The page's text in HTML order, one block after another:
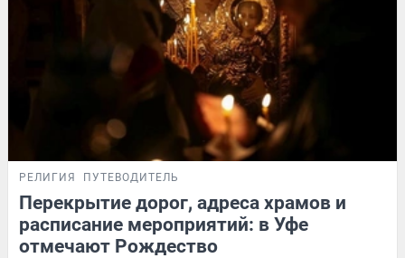
РЕЛИГИЯ ПУТЕВОДИТЕЛЬ
Перекрытие дорог, адреса храмов и
расписание мероприятий: в Уфе
отмечают Рождество